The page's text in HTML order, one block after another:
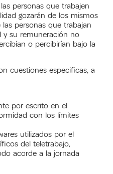
personas que trabajen
gozarán de los mismos
personas que trabajan
y su remuneración no
o percibirían bajo la
cuestiones especificas, a
por escrito en el
con los límites
utilizados por el
del teletrabajo,
acorde a la jornada